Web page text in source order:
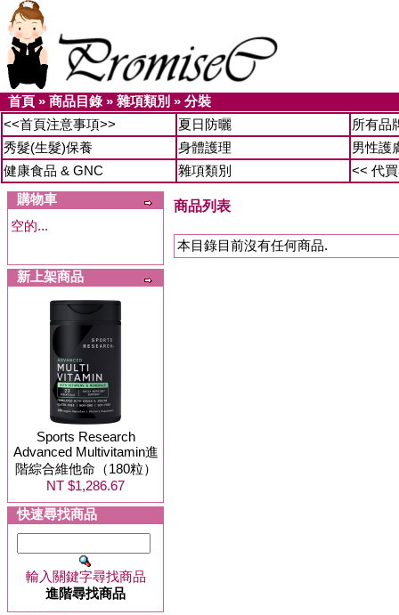
首頁 » 商品目錄» 雜項類別 » 分裝
<<首頁注意事項>>
夏日防曬
所有品
秀髮(生髮)保養
身體護理
男性護
健康食品 & GNC
雜項類別
<< 代
購物車
空的...
新上架商品
Sports Research
Advanced Multivitamin進
階綜合維他命（180粒）
NT $1,286.67
快速尋找商品
輸入關鍵字尋找商品
進階尋找商品
商品列表
本目錄目前沒有任何商品.